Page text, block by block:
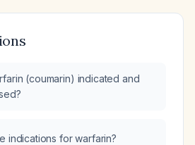
(coumarin) indicated and
indications for warfarin?